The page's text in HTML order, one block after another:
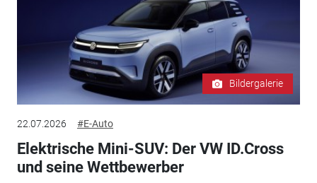
Bildergalerie
22.07.2026 #E-Auto
Elektrische Mini-SUV: Der VW ID.Cross
und seine Wettbewerber